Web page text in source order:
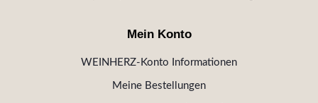
Mein Konto
WEINHERZ-Konto Informationen
Meine Bestellungen